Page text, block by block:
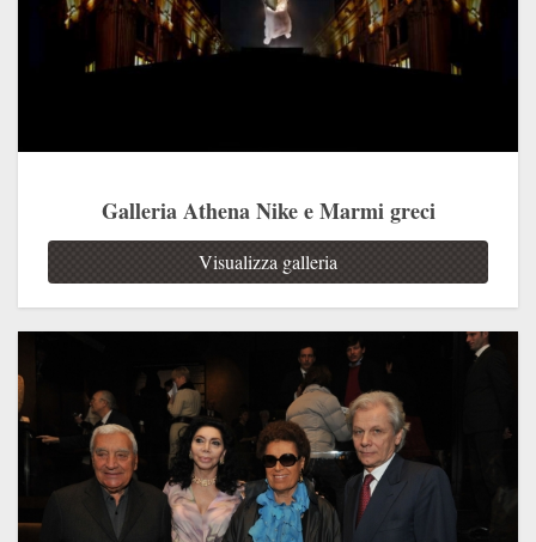
Galleria Athena Nike e Marmi greci
Visualizza galleria